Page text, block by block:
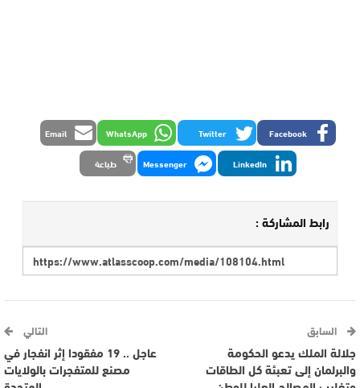
Facebook
Twitter
WhatsApp
Email
LinkedIn
Messenger طباعة
رابط المشاركة :
السابق
جلالة الملك يدعو الحكومة
والبرلمان إلى تعبئة كل الطاقات
التالي
عاجل .. 19 مفقودا إثر انفجار في
مصنع للمتفجرات بالولايات